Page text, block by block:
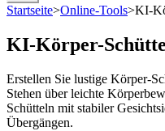
Startseite>Online-Tools>KI-
KI-Körper-
Erstellen Sie lustige Körper-
Stehen über leichte
Schütteln mit stabiler
Übergängen.